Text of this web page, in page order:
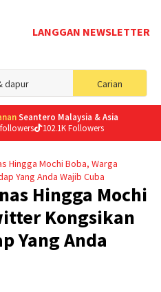
LANGGAN NEWSLETTER
Carian
for:
Seantero Malaysia & Asia
102.1K Followers
Hingga Mochi Boba, Warga
Yang Anda Wajib Cuba
Hingga Mochi
Kongsikan
Yang Anda